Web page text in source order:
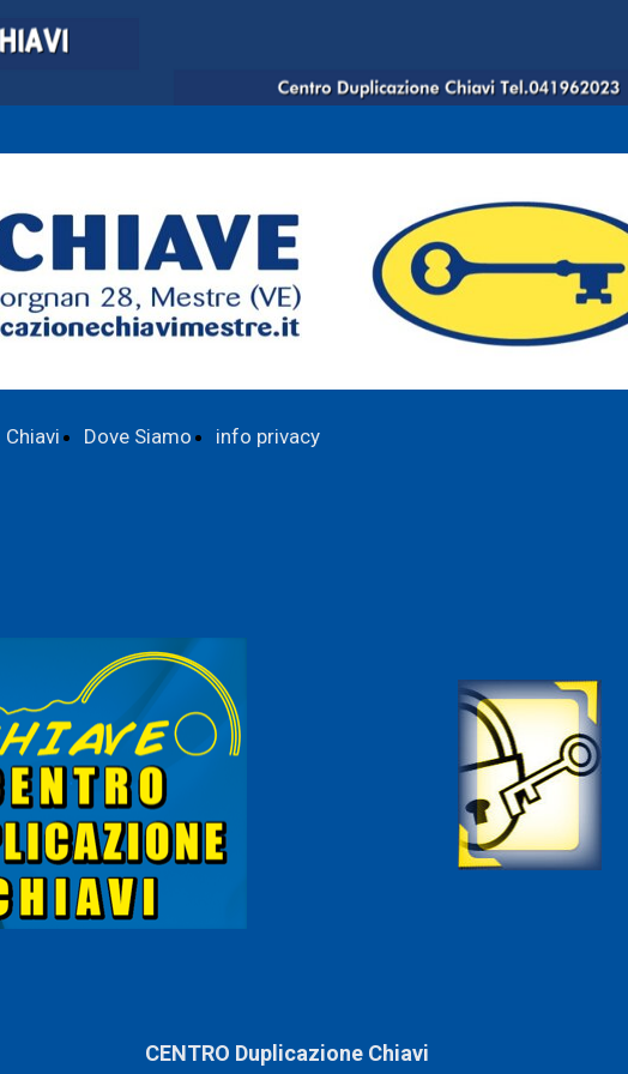
Chiavi Dove Siamo info privacy
CENTRO Duplicazione Chiavi